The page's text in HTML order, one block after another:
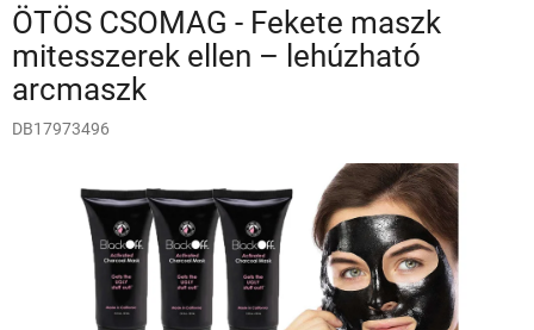
ÖTÖS CSOMAG - Fekete maszk
mitesszerek ellen – lehúzható
arcmaszk
DB17973496